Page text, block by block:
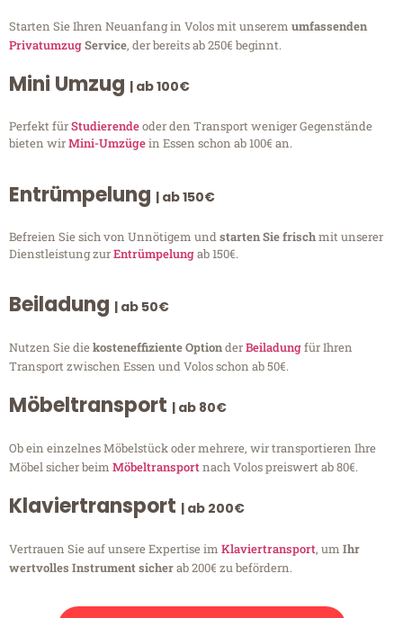
Starten Sie Ihren Neuanfang in Volos mit unserem umfassenden
PrivatumzugService, der bereits ab 250€ beginnt.
Mini Umzug | ab 100€
Perfekt fürStudierendeoder den Transport weniger Gegenstände
bieten wirMini-Umzügein Essen schon ab 100€ an.
Entrümpelung | ab 150€
Befreien Sie sich von Unnötigem undstarten Sie frischmit unserer
Dienstleistung zurEntrümpelungab 150€.
Beiladung | ab 50€
Nutzen Sie diekosteneffiziente OptionderBeiladungfür Ihren
Transport zwischen Essen und Volos schon ab 50€.
Möbeltransport | ab 80€
Ob ein einzelnes Möbelstück oder mehrere, wir transportieren Ihre
Möbel sicher beim Möbeltransportnach Volos preiswert ab 80€.
Klaviertransport | ab 200€
Vertrauen Sie auf unsere Expertise im Klaviertransport, um Ihr
wertvolles Instrument sicherab 200€ zu befördern.